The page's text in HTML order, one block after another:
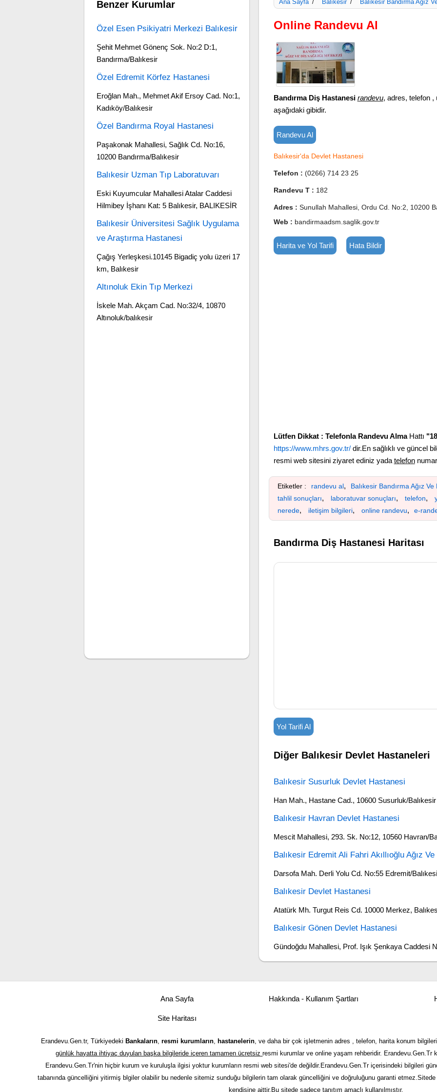
Ana Sayfa / Balıkesir / Balıkesir Bandırma Ağız
Online Randevu Al
Bandırma Diş Hastanesi randevu, adres, telefon ,
aşağıdaki gibidir.
Randevu Al
Balıkesir'da Devlet Hastanesi
Telefon : (0266) 714 23 25
Randevu T : 182
Adres : Sunullah Mahallesi, Ordu Cd. No:2, 10200
Web : bandirmaadsm.saglik.gov.tr
Harita ve Yol Tarifi Hata Bildir
Lütfen Dikkat : Telefonla Randevu AlmaHattı
https://www.mhrs.gov.tr/dir.En sağlıklı ve güncel
resmi web sitesini ziyaret ediniz yada telefon
Etiketler : randevu al, Balıkesir Bandırma Ağız
tahlil sonuçları, laboratuvar sonuçları, telefon,
nerede, iletişim bilgileri, online randevu, e-
Bandırma Diş Hastanesi Haritası
Yol Tarifi Al
Diğer Balıkesir Devlet Hastaneleri
Balıkesir Susurluk Devlet Hastanesi
Han Mah., Hastane Cad., 10600 Susurluk/Balıkesir
Balıkesir Havran Devlet Hastanesi
Mescit Mahallesi, 293. Sk. No:12, 10560 Havran/
Balıkesir Edremit Ali Fahri Akıllıoğlu Ağız
Darsofa Mah. Derli Yolu Cd. No:55 Edremit/
Balıkesir Devlet Hastanesi
Atatürk Mh. Turgut Reis Cd. 10000 Merkez,
Balıkesir Gönen Devlet Hastanesi
Gündoğdu Mahallesi, Prof. Işık Şenkaya Caddesi
Benzer Kurumlar
Özel Esen Psikiyatri Merkezi Balıkesir
Şehit Mehmet Gönenç Sok. No:2 D:1,
Bandırma/Balıkesir
Özel Edremit Körfez Hastanesi
Eroğlan Mah., Mehmet Akif Ersoy Cad. No:1,
Kadıköy/Balıkesir
Özel Bandırma Royal Hastanesi
Paşakonak Mahallesi, Sağlık Cd. No:16,
10200 Bandırma/Balıkesir
Balıkesir Uzman Tıp Laboratuvarı
Eski Kuyumcular Mahallesi Atalar Caddesi
Hilmibey İşhanı Kat: 5 Balıkesir, BALIKESİR
Balıkesir Üniversitesi Sağlık Uygulama
ve Araştırma Hastanesi
Çağış Yerleşkesi.10145 Bigadiç yolu üzeri 17
km, Balıkesir
Altınoluk Ekin Tıp Merkezi
İskele Mah. Akçam Cad. No:32/4, 10870
Altınoluk/balıkesir
Ana Sayfa Hakkında - Kullanım Şartları
Site Haritası
Erandevu.Gen.tr, Türkiyedeki Bankaların, resmi kurumların, hastanelerin, ve daha bir çok işletmenin adres , telefon, harita konum
günlük hayatta ihtiyaç duyulan başka bilgileride içeren tamamen ücretsizresmi kurumlar ve online yaşam rehberidir. Erandevu.Gen.Tr
Erandevu.Gen.Tr'nin hiçbir kurum ve kuruluşla ilgisi yoktur kurumların resmi web sitesi'de değildir.Erandevu.Gen.Tr içerisindeki bilgileri
tabanında güncelliğini yitirmiş blgiler olabilir bu nedenle sitemiz sunduğu bilgilerin tam olarak güncelliğini ve doğruluğunu garanti etmez.Sitede
kendisine aittir.Bu sitede sadece tanıtım amaçlı kullanılmıştır.